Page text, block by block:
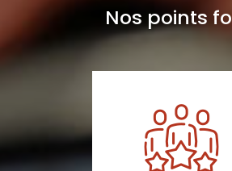
Nos points